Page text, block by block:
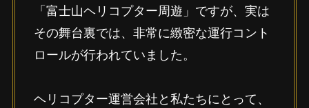
「富士山ヘリコプター周遊」ですが、実は
その舞台裏では、非常に緻密な運行コント
ロールが行われていました。
ヘリコプター運営会社と私たちにとって、